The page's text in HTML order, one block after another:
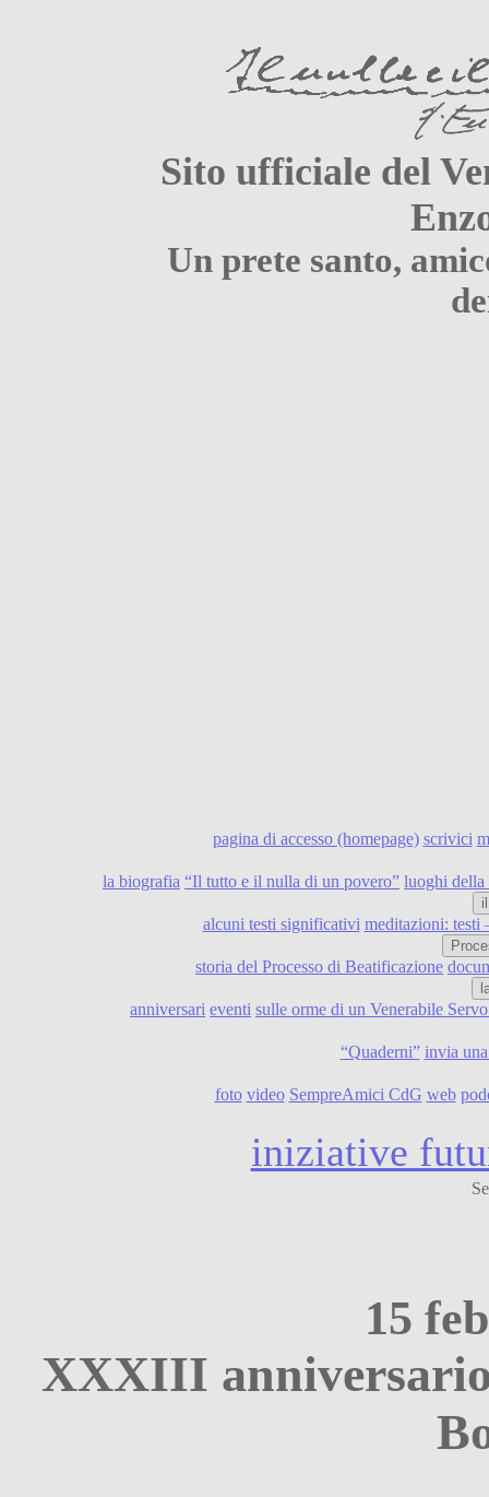
Sito ufficiale del
Un prete santo,
pagina di accesso (homepage) scrivici
la biografia “Il tutto e il nulla di un povero” luoghi della
alcuni testi significativi meditazioni: testi
storia del Processo di Beatificazione
anniversari eventi sulle orme di un Venerabile
“Quaderni” invia
foto video SempreAmici CdG web
iniziative
15
XXXIII